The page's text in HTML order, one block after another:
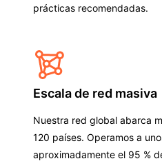
prácticas recomendadas.
Escala de red masiva
Nuestra red global abarca
120 países. Operamos a
aproximadamente el 95 %